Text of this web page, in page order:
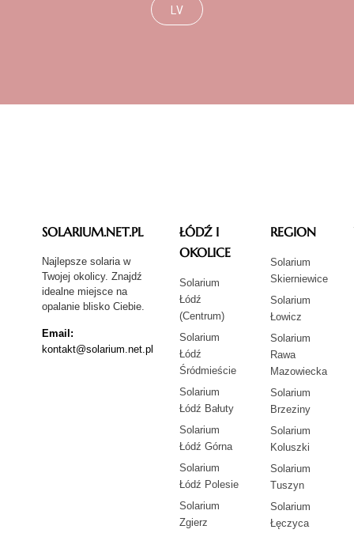
LV
SOLARIUM.NET.PL
Najlepsze solaria w
Twojej okolicy. Znajdź
idealne miejsce na
opalanie blisko Ciebie.
Email:
kontakt@solarium.net.pl
ŁÓDŹ I
OKOLICE
Solarium
Łódź
(Centrum)
Solarium
Łódź
Śródmieście
Solarium
Łódź Bałuty
Solarium
Łódź Górna
Solarium
Łódź Polesie
Solarium
Zgierz
REGION
Solarium
Skierniewice
Solarium
Łowicz
Solarium
Rawa
Mazowiecka
Solarium
Brzeziny
Solarium
Koluszki
Solarium
Tuszyn
Solarium
Łęczyca